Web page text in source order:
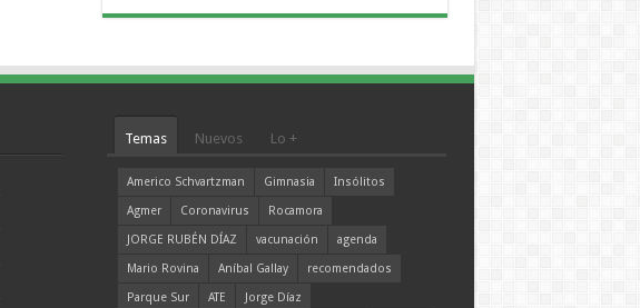
Temas Nuevos Lo +
Americo Schvartzman Gimnasia
Insólitos
Agmer
Coronavirus
Rocamora
JORGE RUBÉN DÍAZ
vacunación
agenda
Mario Rovina
Aníbal Gallay
recomendados
Parque Sur
ATE
Jorge Díaz